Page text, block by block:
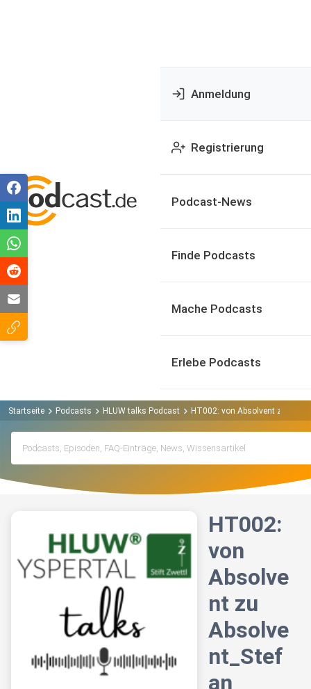
Anmeldung
Registrierung
Podcast-News
Finde Podcasts
Mache Podcasts
Erlebe Podcasts
Startseite Podcasts HLUW talks Podcast HT002: von Absolvent zu
HT002:
von
Absolve
nt zu
Absolve
nt_Stef
an